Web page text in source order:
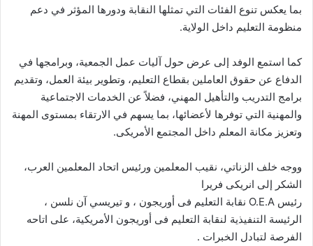
بما يعكس تنوع الفئات التي تمثلها النقابة ودورها المؤثر في دعم
منظومة التعليم داخل الولاية.
كما استمع الوفد إلى عرض حول آليات عمل الجمعية، وبرامجها في
الدفاع عن حقوق العاملين بقطاع التعليم، وتطوير بيئة العمل، وتقديم
برامج التدريب والتأهيل المهني، فضلاً عن الخدمات الاجتماعية
والمهنية التي توفرها لأعضائها، بما يسهم في الارتقاء بمستوى المهنة
وتعزيز مكانة المعلم داخل المجتمع الأمريكى.
ووجه خلف الزناتي، نقيب المعلمين ورئيس اتحاد المعلمين العرب،
الشكر إلى انريكى فريرا
رئيس O.E.A نقابة التعليم فى أوريجون ، و تيريسي آن نلسن ،
الرئيسة التنفيذية لنقابة التعليم فى أوريجون الأمريكية، على اتاحه
الفرصة لتبادل الخبرات .